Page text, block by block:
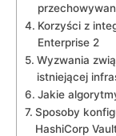
Korzyści z
Enterprise 2
Wyzwania
istniejącej
Jakie
Sposoby
HashiCorp